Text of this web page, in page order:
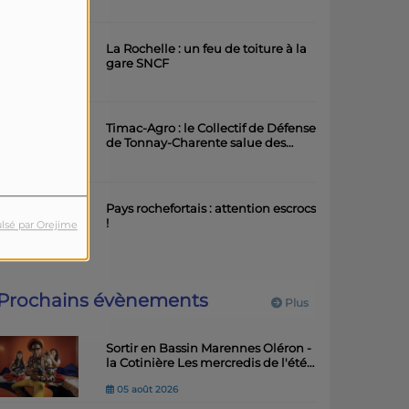
par Orejime
La Rochelle : un feu de toiture à la
gare SNCF
Timac-Agro : le Collectif de Défense
de Tonnay-Charente salue des
Pays rochefortais : attention escrocs
!
Plus
évènements
Sortir en Bassin Marennes Oléron -
la Cotinière Les mercredis de l'été -
05 août 2026